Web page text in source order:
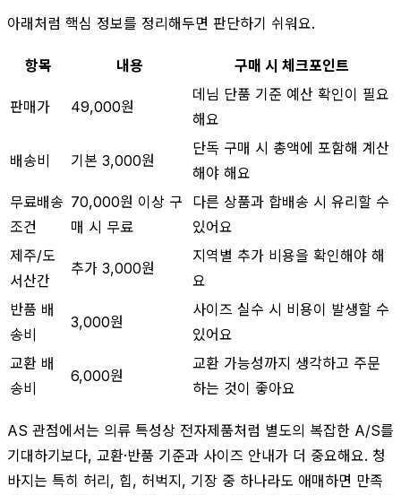
아래처럼 핵심 정보를 정리해두면 판단하기 쉬워요.
항목 내용 구매 시 체크포인트
판매가 49,000원
데님 단품 기준 예산 확인이 필요
해요
배송비 기본 3,000원
단독 구매 시 총액에 포함해 계산
해야 해요
무료배송
조건
70,000원 이상 구
매 시 무료
다른 상품과 합배송 시 유리할 수
있어요
제주/도
서산간
추가 3,000원
지역별 추가 비용을 확인해야 해
요
반품 배
송비
3,000원
사이즈 실수 시 비용이 발생할 수
있어요
교환 배
송비
6,000원
교환 가능성까지 생각하고 주문
하는 것이 좋아요
AS 관점에서는 의류 특성상 전자제품처럼 별도의 복잡한 A/S를
기대하기보다, 교환·반품 기준과 사이즈 안내가 더 중요해요. 청
바지는 특히 허리, 힙, 허벅지, 기장 중 하나라도 애매하면 만족